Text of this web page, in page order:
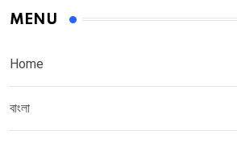
MENU
Home
বাংলা